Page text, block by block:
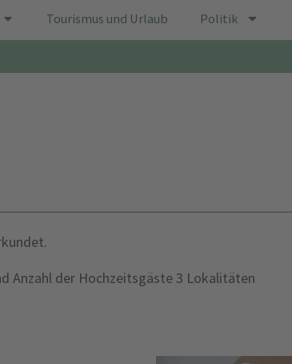
Tourismus und Urlaub Politik
Anzahl der Hochzeitsgäste 3 Lokalitäten